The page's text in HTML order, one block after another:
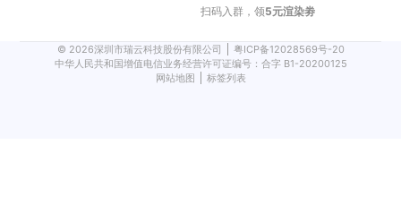
扫码入群，领5元渲染劵
© 2026深圳市瑞云科技股份有限公司
粤ICP备12028569号-20
中华人民共和国增值电信业务经营许可证编号：合字 B1-20200125
网站地图
标签列表